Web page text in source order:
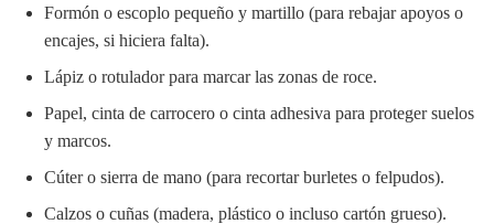
Formón o escoplo pequeño y martillo (para rebajar apoyos o
encajes, si hiciera falta).
Lápiz o rotulador para marcar las zonas de roce.
Papel, cinta de carrocero o cinta adhesiva para proteger suelos
y marcos.
Cúter o sierra de mano (para recortar burletes o felpudos).
Calzos o cuñas (madera, plástico o incluso cartón grueso).